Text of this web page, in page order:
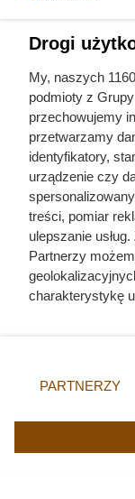
Ten
najwięcej
go
Drogi
My, naszych
podmioty z
przechowujemy
przetwarzamy
identyfikatory,
urządzenie czy
treści, pomiar
ulepszanie
Partnerzy
charakterystykę
zmienić/wycofać
znajdujący się
użytkownika, ale
przetwarzaniu.
PARTNERZY